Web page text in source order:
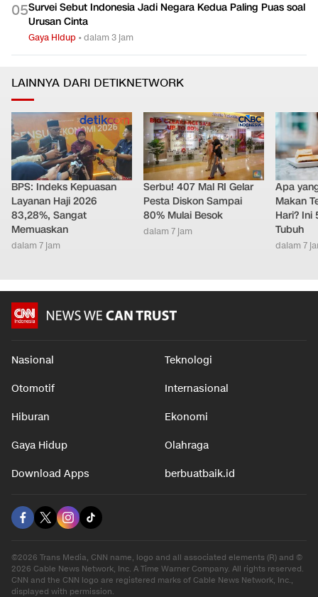
05Survei Sebut Indonesia Jadi Negara Kedua Paling Puas soal
Urusan Cinta
Gaya Hidup •dalam 3 jam
LAINNYA DARI DETIKNETWORK
BPS: Indeks Kepuasan
Layanan Haji 2026
83,28%, Sangat
Memuaskan
dalam 7 jam
Serbu! 407 Mal RI Gelar
Pesta Diskon Sampai
80% Mulai Besok
dalam 7 jam
Apa
Makan
Hari? Ini
Tubuh
dalam 7
Nasional Teknologi
Otomotif Internasional
Hiburan Ekonomi
Gaya Hidup Olahraga
Download Apps berbuatbaik.id
©2026 Trans Media, CNN name, logo and all associated elements (R) and ©
2026 Cable News Network, Inc. A Time Warner Company. All rights reserved.
CNN and the CNN logo are registered marks of Cable News Network, Inc.,
displayed with permission.